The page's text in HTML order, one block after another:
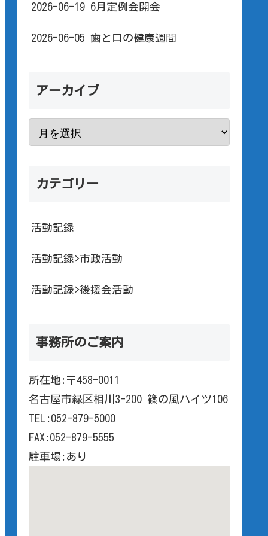
2026-06-19 6月定例会開会
2026-06-05 歯と口の健康週間
アーカイブ
カテゴリー
活動記録
活動記録>市政活動
活動記録>後援会活動
事務所のご案内
所在地:〒458-0011
名古屋市緑区相川3-200 篠の風ハイツ106
TEL:052-879-5000
FAX:052-879-5555
駐車場:あり